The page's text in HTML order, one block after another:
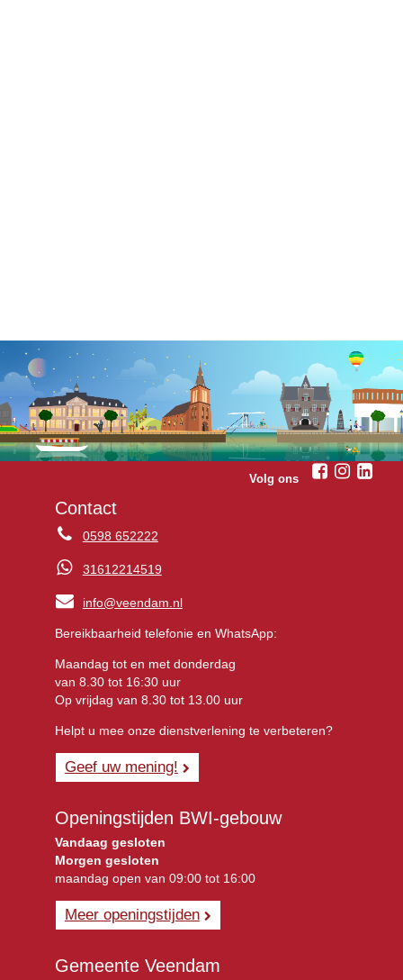
Volg ons
Contact
0598 652222
31612214519
info@veendam.nl
Bereikbaarheid telefonie en WhatsApp:
Maandag tot en met donderdag
van 8.30 tot 16:30 uur
Op vrijdag van 8.30 tot 13.00 uur
Helpt u mee onze dienstverlening te verbeteren?
Geef uw mening!
Openingstijden BWI-gebouw
Vandaag gesloten
Morgen gesloten
maandag open van 09:00 tot 16:00
Meer openingstijden
Gemeente Veendam